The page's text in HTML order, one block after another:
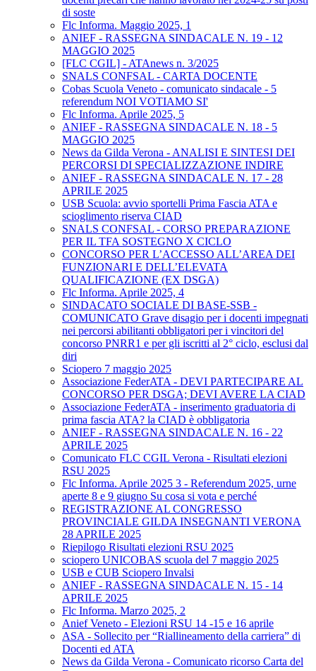
di soste
Flc Informa. Maggio 2025, 1
ANIEF - RASSEGNA SINDACALE N. 19 - 12
MAGGIO 2025
[FLC CGIL] - ATAnews n. 3/2025
SNALS CONFSAL - CARTA DOCENTE
Cobas Scuola Veneto - comunicato sindacale - 5
referendum NOI VOTIAMO SI'
Flc Informa. Aprile 2025, 5
ANIEF - RASSEGNA SINDACALE N. 18 - 5
MAGGIO 2025
News da Gilda Verona - ANALISI E SINTESI DEI
PERCORSI DI SPECIALIZZAZIONE INDIRE
ANIEF - RASSEGNA SINDACALE N. 17 - 28
APRILE 2025
USB Scuola: avvio sportelli Prima Fascia ATA e
scioglimento riserva CIAD
SNALS CONFSAL - CORSO PREPARAZIONE
PER IL TFA SOSTEGNO X CICLO
CONCORSO PER L’ACCESSO ALL’AREA DEI
FUNZIONARI E DELL’ELEVATA
QUALIFICAZIONE (EX DSGA)
Flc Informa. Aprile 2025, 4
SINDACATO SOCIALE DI BASE-SSB -
COMUNICATO Grave disagio per i docenti impegnati
nei percorsi abilitanti obbligatori per i vincitori del
concorso PNRR1 e per gli iscritti al 2° ciclo, esclusi dal
diri
Sciopero 7 maggio 2025
Associazione FederATA - DEVI PARTECIPARE AL
CONCORSO PER DSGA; DEVI AVERE LA CIAD
Associazione FederATA - inserimento graduatoria di
prima fascia ATA? la CIAD è obbligatoria
ANIEF - RASSEGNA SINDACALE N. 16 - 22
APRILE 2025
Comunicato FLC CGIL Verona - Risultati elezioni
RSU 2025
Flc Informa. Aprile 2025 3 - Referendum 2025, urne
aperte 8 e 9 giugno Su cosa si vota e perché
REGISTRAZIONE AL CONGRESSO
PROVINCIALE GILDA INSEGNANTI VERONA
28 APRILE 2025
Riepilogo Risultati elezioni RSU 2025
sciopero UNICOBAS scuola del 7 maggio 2025
USB e CUB Sciopero Invalsi
ANIEF - RASSEGNA SINDACALE N. 15 - 14
APRILE 2025
Flc Informa. Marzo 2025, 2
Anief Veneto - Elezioni RSU 14 -15 e 16 aprile
ASA - Sollecito per “Riallineamento della carriera” di
Docenti ed ATA
News da Gilda Verona - Comunicato ricorso Carta del